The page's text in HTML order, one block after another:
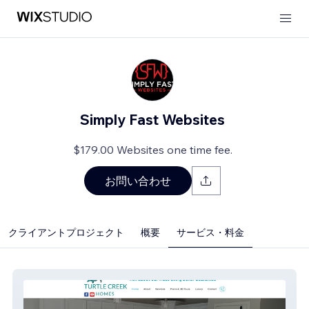
Simply Fast Websites
$179.00 Websites one time fee.
お問い合わせ
クライアントプロジェクト 概要 サービス・料金